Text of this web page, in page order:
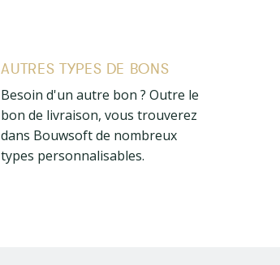
AUTRES TYPES DE BONS
Besoin d'un autre bon ? Outre le
bon de livraison, vous trouverez
dans Bouwsoft de nombreux
types personnalisables.